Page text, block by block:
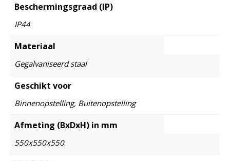
Beschermingsgraad (IP)
IP44
Materiaal
Gegalvaniseerd staal
Geschikt voor
Binnenopstelling, Buitenopstelling
Afmeting (BxDxH) in mm
550x550x550